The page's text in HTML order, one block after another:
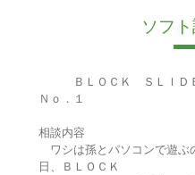
ソフ
ＢＬＯＣＫ ＳＬＩＤ
Ｎｏ．１
相談内容
ワシは孫とパソコンで遊ぶ
日、ＢＬＯＣＫ